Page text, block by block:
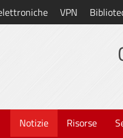
Ateneo VPN
Notizie Risorse